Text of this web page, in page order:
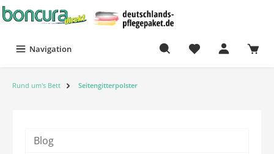
Navigation
Rund um's Bett Seitengitterpolster
Blog